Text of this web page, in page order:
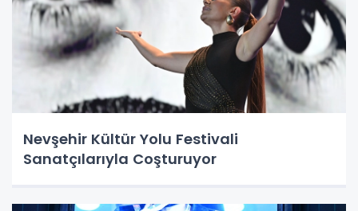
Nevşehir Kültür Yolu Festivali
Sanatçılarıyla Coşturuyor